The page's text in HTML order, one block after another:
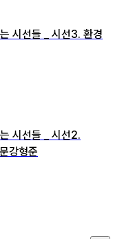
시선들 _ 시선3. 환경
시선들 _ 시선2.
강형준